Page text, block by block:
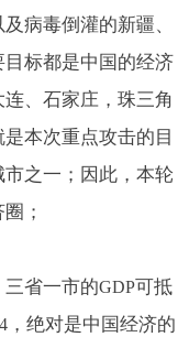
病毒倒灌的新疆、
标都是中国的经济
、石家庄，珠三角
本次重点攻击的目
之一；因此，本轮
；
省一市的GDP可抵
，绝对是中国经济的